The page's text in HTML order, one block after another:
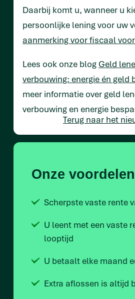
Daarbij komt u, wanneer u
persoonlijke lening voor uw
aanmerking voor fiscaal
Lees ook onze blog Geld
verbouwing: energie én geld
meer informatie over geld
verbouwing en energie
Terug naar het
Onze voordelen
Scherpste vaste rente
U leent met een vaste
looptijd
U betaalt elke maand
Extra aflossen is altijd